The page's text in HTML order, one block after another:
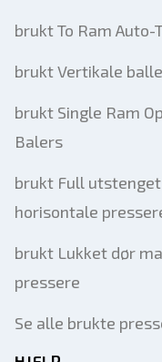
brukt To Ram Auto-
brukt Vertikale
brukt Single Ram
Balers
brukt Full
horisontale
brukt Lukket dør
pressere
Se alle brukte